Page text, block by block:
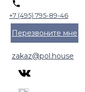
+7 (495) 795-89-46
Перезвоните мне
zakaz@pol.house